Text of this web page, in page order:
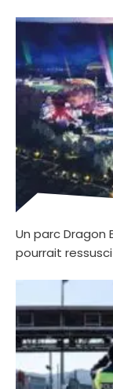
Un parc Dragon
pourrait